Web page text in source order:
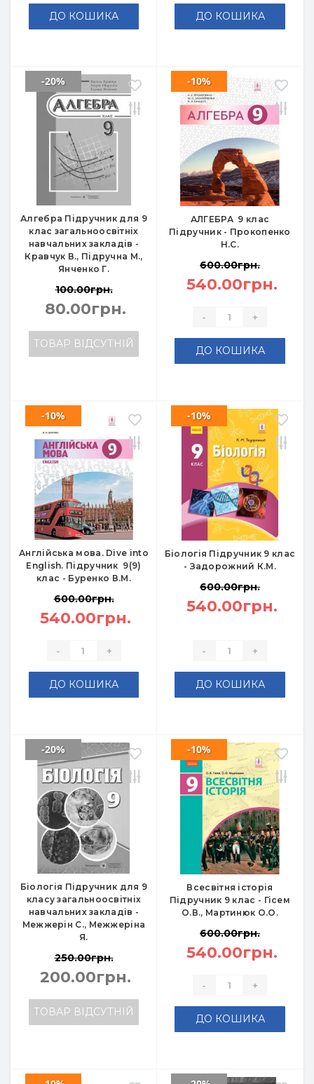
ДО КОШИКА ДО КОШИКА
Алгебра Підручник для 9
клас загальноосвітніх
навчальних закладів -
Кравчук В., Підручна М.,
Янченко Г.
-20%
100.00грн.
80.00грн.
ТОВАР ВІДСУТНІЙ
АЛГЕБРА 9 клас
Підручник - Прокопенко
Н.С.
-10%
600.00грн.
540.00грн.
- +
ДО КОШИКА
Англійська мова. Dive into
English. Підручник 9(9)
клас - Буренко В.М.
-10%
600.00грн.
540.00грн.
- +
ДО КОШИКА
Біологія Підручник 9 клас
- Задорожний К.М.
-10%
600.00грн.
540.00грн.
- +
ДО КОШИКА
Біологія Підручник для 9
класу загальноосвітніх
навчальних закладів -
Межжерін С., Межжеріна
Я.
-20%
250.00грн.
200.00грн.
ТОВАР ВІДСУТНІЙ
Всесвітня історія
Підручник 9 клас - Гісем
О.В., Мартинюк О.О.
-10%
600.00грн.
540.00грн.
- +
ДО КОШИКА